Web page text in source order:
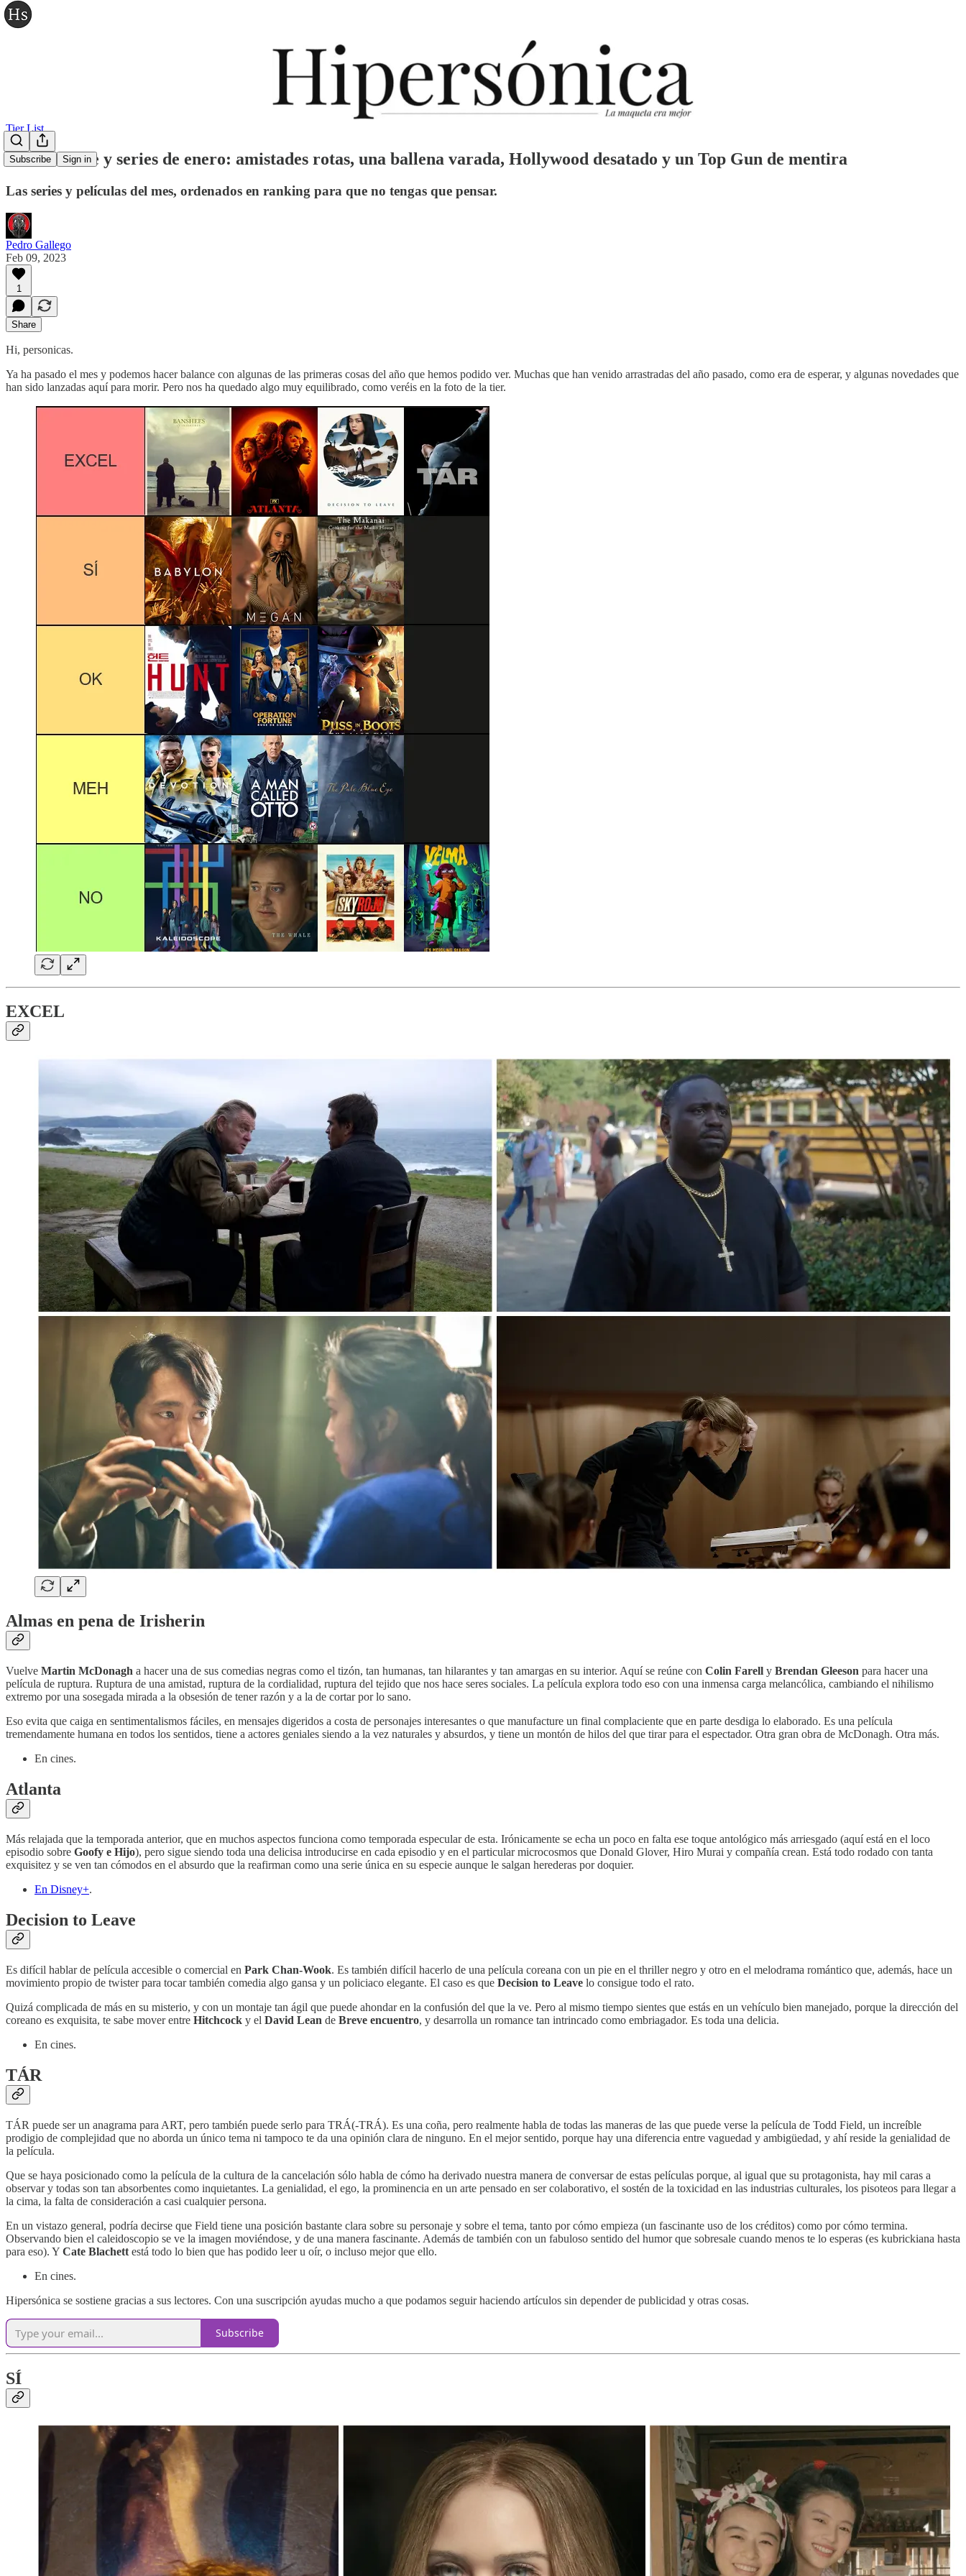
Subscribe Sign in
Tier List
Tier list cine y series de enero: amistades rotas, una ballena varada, Hollywood desatado y un Top Gun de mentira
Las series y películas del mes, ordenados en ranking para que no tengas que pensar.
Pedro Gallego
Feb 09, 2023
1
Share
Hi, personicas.
Ya ha pasado el mes y podemos hacer balance con algunas de las primeras cosas del año que hemos podido ver. Muchas que han venido arrastradas del año pasado, como era de esperar, y algunas novedades que
han sido lanzadas aquí para morir. Pero nos ha quedado algo muy equilibrado, como veréis en la foto de la tier.
EXCEL
Almas en pena de Irisherin
Vuelve Martin McDonagh a hacer una de sus comedias negras como el tizón, tan humanas, tan hilarantes y tan amargas en su interior. Aquí se reúne con Colin Farell y Brendan Gleeson para hacer una
película de ruptura. Ruptura de una amistad, ruptura de la cordialidad, ruptura del tejido que nos hace seres sociales. La película explora todo eso con una inmensa carga melancólica, cambiando el nihilismo
extremo por una sosegada mirada a la obsesión de tener razón y a la de cortar por lo sano.
Eso evita que caiga en sentimentalismos fáciles, en mensajes digeridos a costa de personajes interesantes o que manufacture un final complaciente que en parte desdiga lo elaborado. Es una película
tremendamente humana en todos los sentidos, tiene a actores geniales siendo a la vez naturales y absurdos, y tiene un montón de hilos del que tirar para el espectador. Otra gran obra de McDonagh. Otra más.
En cines.
Atlanta
Más relajada que la temporada anterior, que en muchos aspectos funciona como temporada especular de esta. Irónicamente se echa un poco en falta ese toque antológico más arriesgado (aquí está en el loco
episodio sobre Goofy e Hijo), pero sigue siendo toda una delicisa introducirse en cada episodio y en el particular microcosmos que Donald Glover, Hiro Murai y compañía crean. Está todo rodado con tanta
exquisitez y se ven tan cómodos en el absurdo que la reafirman como una serie única en su especie aunque le salgan herederas por doquier.
En Disney+.
Decision to Leave
Es difícil hablar de película accesible o comercial en Park Chan-Wook. Es también difícil hacerlo de una película coreana con un pie en el thriller negro y otro en el melodrama romántico que, además, hace un
movimiento propio de twister para tocar también comedia algo gansa y un policiaco elegante. El caso es que Decision to Leave lo consigue todo el rato.
Quizá complicada de más en su misterio, y con un montaje tan ágil que puede ahondar en la confusión del que la ve. Pero al mismo tiempo sientes que estás en un vehículo bien manejado, porque la dirección del
coreano es exquisita, te sabe mover entre Hitchcock y el David Lean de Breve encuentro, y desarrolla un romance tan intrincado como embriagador. Es toda una delicia.
En cines.
TÁR
TÁR puede ser un anagrama para ART, pero también puede serlo para TRÁ(-TRÁ). Es una coña, pero realmente habla de todas las maneras de las que puede verse la película de Todd Field, un increíble
prodigio de complejidad que no aborda un único tema ni tampoco te da una opinión clara de ninguno. En el mejor sentido, porque hay una diferencia entre vaguedad y ambigüedad, y ahí reside la genialidad de
la película.
Que se haya posicionado como la película de la cultura de la cancelación sólo habla de cómo ha derivado nuestra manera de conversar de estas películas porque, al igual que su protagonista, hay mil caras a
observar y todas son tan absorbentes como inquietantes. La genialidad, el ego, la prominencia en un arte pensado en ser colaborativo, el sostén de la toxicidad en las industrias culturales, los pisoteos para llegar a
la cima, la falta de consideración a casi cualquier persona.
En un vistazo general, podría decirse que Field tiene una posición bastante clara sobre su personaje y sobre el tema, tanto por cómo empieza (un fascinante uso de los créditos) como por cómo termina.
Observando bien el caleidoscopio se ve la imagen moviéndose, y de una manera fascinante. Además de también con un fabuloso sentido del humor que sobresale cuando menos te lo esperas (es kubrickiana hasta
para eso). Y Cate Blachett está todo lo bien que has podido leer u oír, o incluso mejor que ello.
En cines.
Hipersónica se sostiene gracias a sus lectores. Con una suscripción ayudas mucho a que podamos seguir haciendo artículos sin depender de publicidad y otras cosas.
Subscribe
SÍ